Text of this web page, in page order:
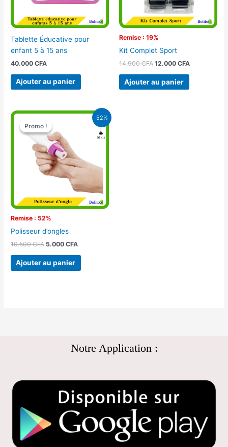
Tablette Éducative pour
enfant 5 à 15 ans
40.000CFA
Ajouter au panier
Remise : 19%
Kit Complet Sport
14.900CFA 12.000 CFA
Ajouter au panier
52%
Promo !
Remise : 52%
Promo !
Polisseur d’ongles
10.500CFA
Le
prix
initial
était :
10.500 CFA.
5.000CFA
Le
Ajouter au panier
Notre Application :